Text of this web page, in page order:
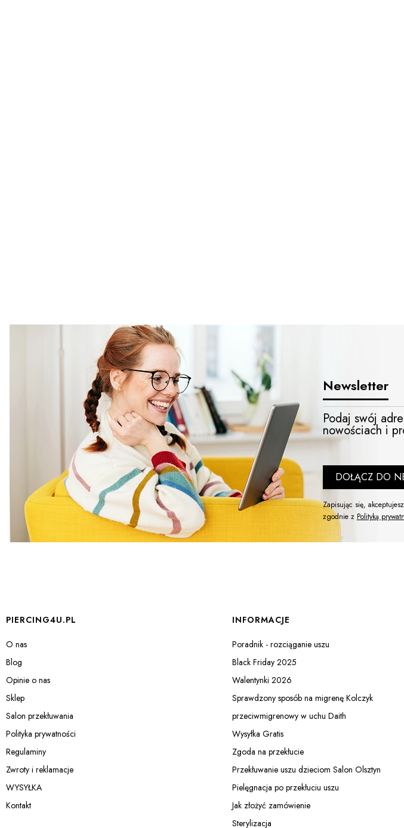
Newsletter
Podaj swój
nowościach i
DOŁĄCZ DO
Zapisując się,
zgodnie z Polityką
Linki w stopce
PIERCING4U.PL
O nas
Blog
Opinie o nas
Sklep
Salon przekłuwania
Polityka prywatności
Regulaminy
Zwroty i reklamacje
WYSYŁKA
Kontakt
INFORMACJE
Poradnik - rozciąganie uszu
Black Friday 2025
Walentynki 2026
Sprawdzony sposób na migrenę Kolczyk
przeciwmigrenowy w uchu Daith
Wysyłka Gratis
Zgoda na przekłucie
Przekłuwanie uszu dzieciom Salon Olsztyn
Pielęgnacja po przekłuciu uszu
Jak złożyć zamówienie
Sterylizacja